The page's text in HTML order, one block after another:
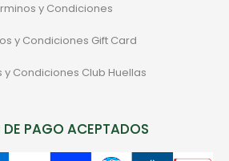
y Condiciones
y Condiciones Gift Card
y Condiciones Club Huellas
DE PAGO ACEPTADOS